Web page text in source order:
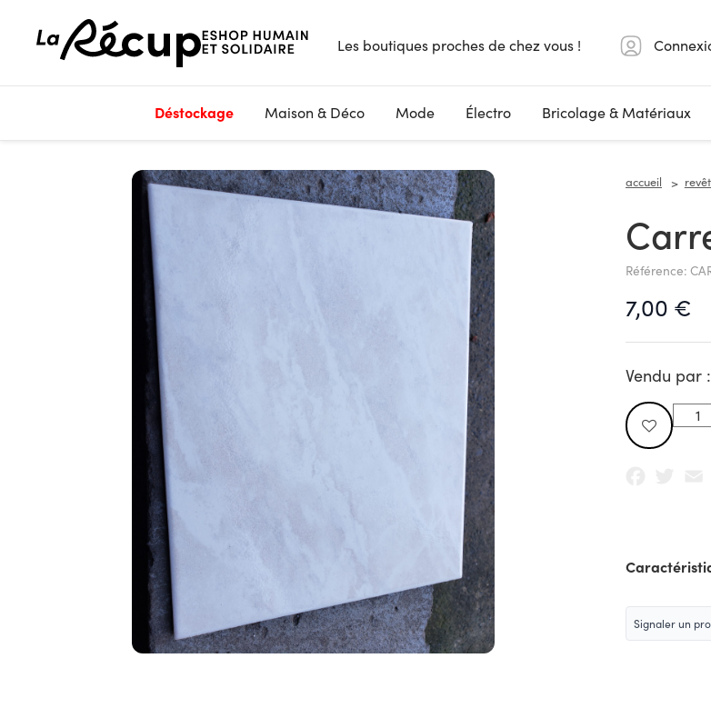
Les boutiques proches de chez vous !
Déstockage Maison & Déco Mode Électro Bricolage & Matériaux
accueil
Référence:
7,00 €
Vendu par :
Signaler un